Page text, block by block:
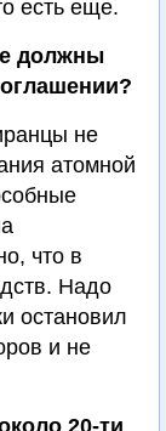
есть еще.
должны
не
атомной
что в
Надо
остановил
и не